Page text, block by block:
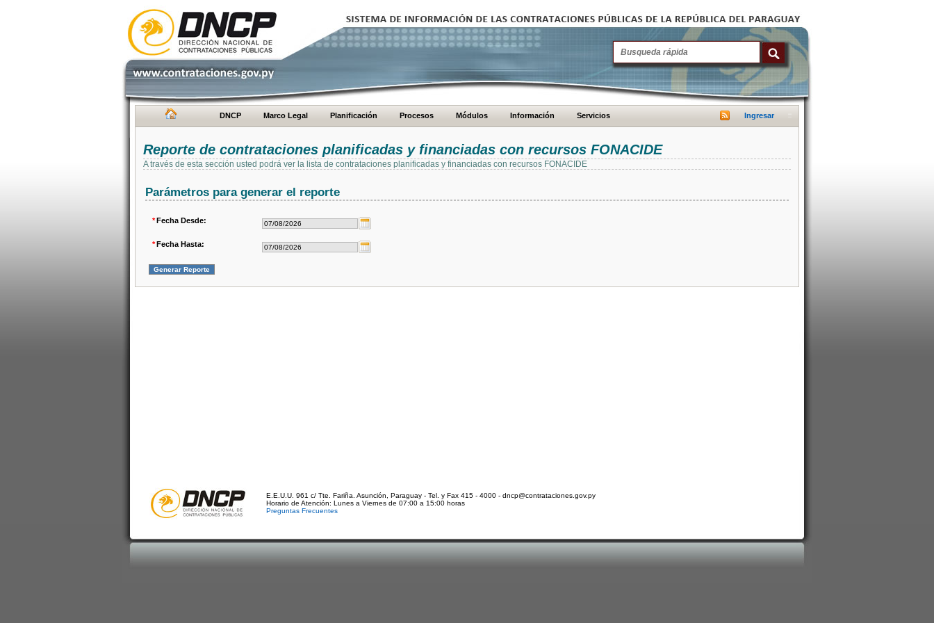
DNCP Marco Legal Planificación Procesos Módulos Información Servicios Ingresar
Reporte de contrataciones planificadas y financiadas con recursos FONACIDE
A través de esta sección usted podrá ver la lista de contrataciones planificadas y financiadas con recursos FONACIDE
Parámetros para generar el reporte
*Fecha Desde:
*Fecha Hasta:
E.E.U.U. 961 c/ Tte. Fariña. Asunción, Paraguay - Tel. y Fax 415 - 4000 - dncp@contrataciones.gov.py
Horario de Atención: Lunes a Viernes de 07:00 a 15:00 horas
Preguntas Frecuentes